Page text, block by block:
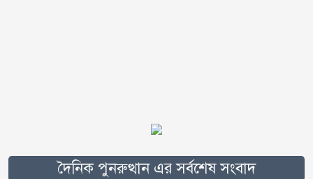
দৈনিক পুনরুত্থান এর সর্বশেষ সংবাদ